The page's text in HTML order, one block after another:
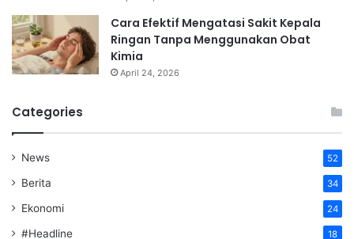
Cara Efektif Mengatasi Sakit Kepala
Ringan Tanpa Menggunakan Obat
Kimia
April 24, 2026
Categories
News 52
Berita 34
Ekonomi 24
#Headline 18